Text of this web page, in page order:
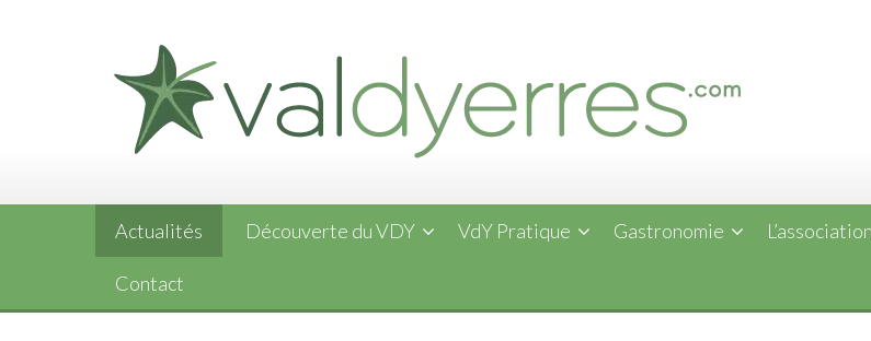
Actualités Découverte du VDY VdY Pratique Gastronomie L’association
Contact